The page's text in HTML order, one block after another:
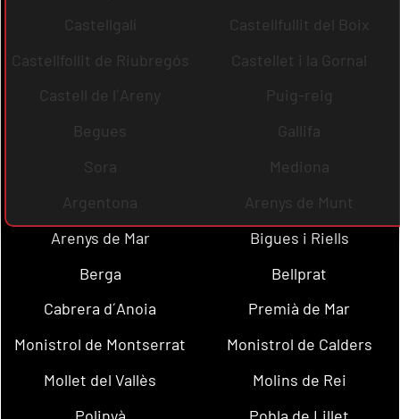
Castellgalí
Castellfullit del Boix
Castellfollit de Riubregós
Castellet i la Gornal
Castell de l´Areny
Puig-reig
Begues
Gallifa
Sora
Mediona
Argentona
Arenys de Munt
Arenys de Mar
Bigues i Riells
Berga
Bellprat
Cabrera d´Anoia
Premià de Mar
Monistrol de Montserrat
Monistrol de Calders
Mollet del Vallès
Molins de Rei